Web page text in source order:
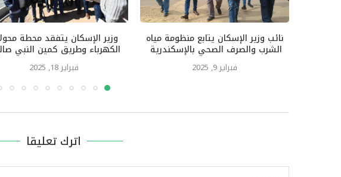
نائب وزير الإسكان يتابع منظومة مياه
الشرب والصرف الصحي بالإسكندرية
فبراير 9, 2025
وزير الإسكان يتفقد محطة
الكهرباء وطريق كمين النبي
فبراير 18, 2025
اترك تعليقا